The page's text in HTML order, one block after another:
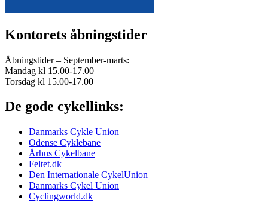
Kontorets åbningstider
Åbningstider – September-marts:
Mandag kl 15.00-17.00
Torsdag kl 15.00-17.00
De gode cykellinks:
Danmarks Cykle Union
Odense Cyklebane
Århus Cykelbane
Feltet.dk
Den Internationale CykelUnion
Danmarks Cykel Union
Cyclingworld.dk